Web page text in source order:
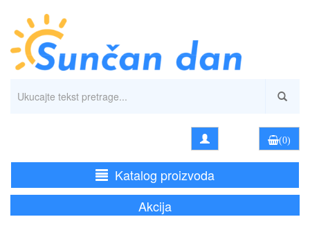
(0)
Katalog proizvoda
Akcija